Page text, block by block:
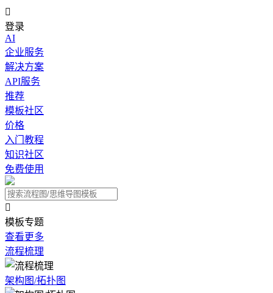

登录
AI
企业服务
解决方案
API服务
推荐
模板社区
价格
入门教程
知识社区
免费使用

模板专题
查看更多
流程梳理
架构图/拓扑图